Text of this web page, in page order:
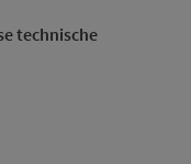
technische